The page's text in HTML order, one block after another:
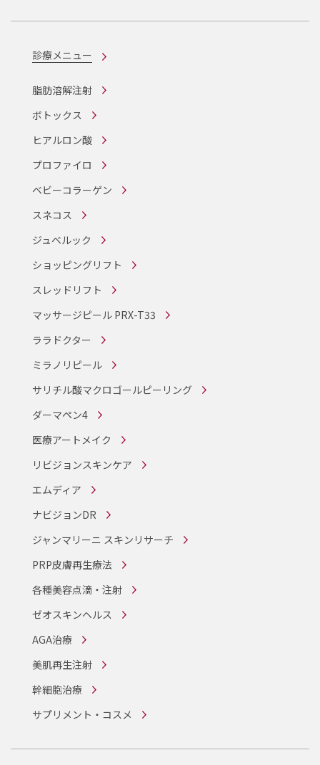
診療メニュー
脂肪溶解注射
ボトックス
ヒアルロン酸
プロファイロ
ベビーコラーゲン
スネコス
ジュベルック
ショッピングリフト
スレッドリフト
マッサージピール PRX-T33
ララドクター
ミラノリピール
サリチル酸マクロゴールピーリング
ダーマペン4
医療アートメイク
リビジョンスキンケア
エムディア
ナビジョンDR
ジャンマリーニ スキンリサーチ
PRP皮膚再生療法
各種美容点滴・注射
ゼオスキンヘルス
AGA治療
美肌再生注射
幹細胞治療
サプリメント・コスメ